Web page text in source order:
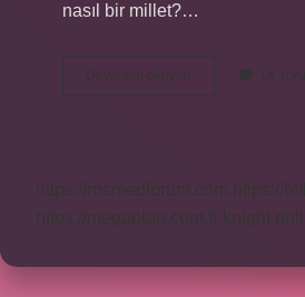
nasıl bir millet?…
Devamını okuyun
Romanlar
Hangi
14
https://rosmedforum.com
https://
https://megaplan.com.tr
knight